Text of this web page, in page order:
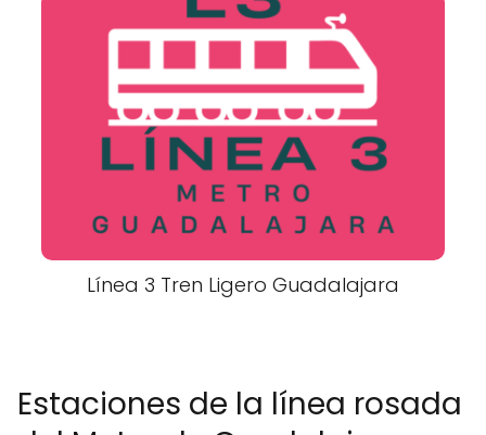
Línea 3 Tren Ligero Guadalajara
Estaciones de la línea rosada